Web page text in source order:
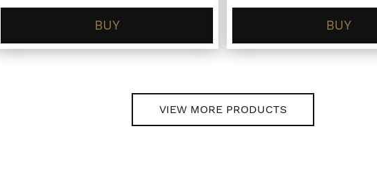
was:
is:
98.70 kr.
BUY
was:
is:
119.70 kr.
BUY
VIEW MORE PRODUCTS